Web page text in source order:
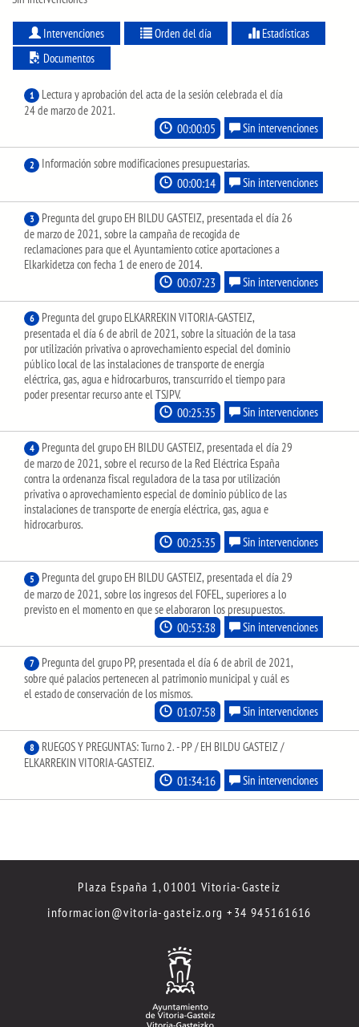
Intervenciones Orden del día
Estadísticas
Documentos
1
Lectura y aprobación del acta de la sesión celebrada el día
24 de marzo de 2021.
00:00:05 Sin intervenciones
2 Información sobre modificaciones presupuestarias.
00:00:14 Sin intervenciones
3
Pregunta del grupo EH BILDU GASTEIZ, presentada el día 26
de marzo de 2021, sobre la campaña de recogida de
reclamaciones para que el Ayuntamiento cotice aportaciones a
Elkarkidetza con fecha 1 de enero de 2014.
00:07:23 Sin intervenciones
6
Pregunta del grupo ELKARREKIN VITORIA-GASTEIZ,
presentada el día 6 de abril de 2021, sobre la situación de la tasa
por utilización privativa o aprovechamiento especial del dominio
público local de las instalaciones de transporte de energía
eléctrica, gas, agua e hidrocarburos, transcurrido el tiempo para
poder presentar recurso ante el TSJPV.
00:25:35 Sin intervenciones
4
Pregunta del grupo EH BILDU GASTEIZ, presentada el día 29
de marzo de 2021, sobre el recurso de la Red Eléctrica España
contra la ordenanza fiscal reguladora de la tasa por utilización
privativa o aprovechamiento especial de dominio público de las
instalaciones de transporte de energía eléctrica, gas, agua e
hidrocarburos.
00:25:35 Sin intervenciones
5
Pregunta del grupo EH BILDU GASTEIZ, presentada el día 29
de marzo de 2021, sobre los ingresos del FOFEL, superiores a lo
previsto en el momento en que se elaboraron los presupuestos.
00:53:38 Sin intervenciones
7
Pregunta del grupo PP, presentada el día 6 de abril de 2021,
sobre qué palacios pertenecen al patrimonio municipal y cuál es
el estado de conservación de los mismos.
01:07:58 Sin intervenciones
8
RUEGOS Y PREGUNTAS: Turno 2. - PP / EH BILDU GASTEIZ /
ELKARREKIN VITORIA-GASTEIZ.
01:34:16 Sin intervenciones
Plaza España 1, 01001 Vitoria-Gasteiz
informacion@vitoria-gasteiz.org +34 945161616